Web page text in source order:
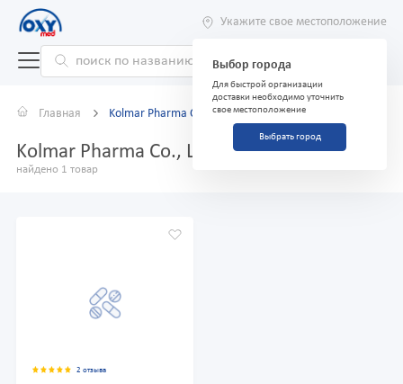
Укажите свое местоположение
Выбор города
Для быстрой организации
доставки необходимо уточнить
свое местоположение
Выбрать город
Главная Kolmar Pharma Co., Ltd
Kolmar Pharma Co., Ltd
найдено 1 товар
2 отзыва